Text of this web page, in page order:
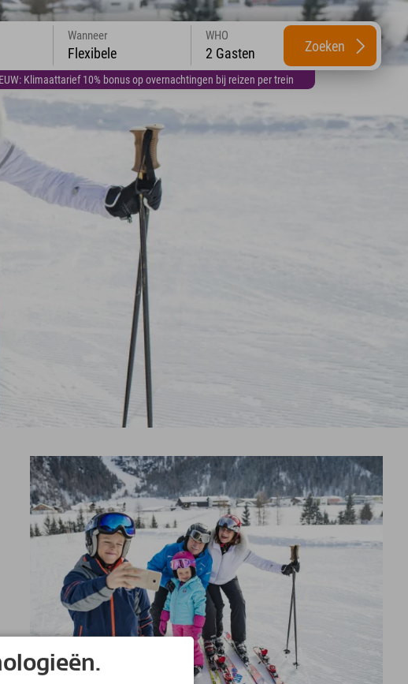
Klimaattarief 10% bonus op overnachtingen bij reizen per trein
Wanneer
Flexibele
WHO
2 Gasten Zoeken